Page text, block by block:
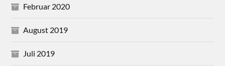
Februar 2020
August 2019
Juli 2019